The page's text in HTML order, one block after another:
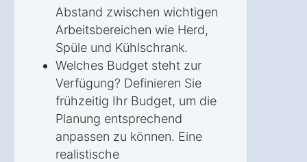
Abstand zwischen wichtigen
Arbeitsbereichen wie Herd,
Spüle und Kühlschrank.
Welches Budget steht zur
Verfügung? Definieren Sie
frühzeitig Ihr Budget, um die
Planung entsprechend
anpassen zu können. Eine
realistische